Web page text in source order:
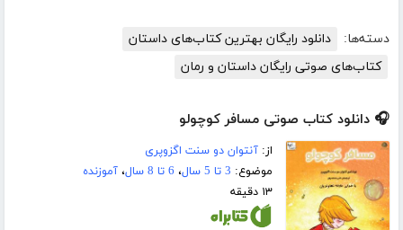
دسته‌ها:
دانلود رایگان بهترین کتاب‌های داستان
کتاب‌های صوتی رایگان داستان و رمان
🎧 دانلود کتاب صوتی مسافر کوچولو
از:آنتوان دو سنت اگزوپری
موضوع: 3 تا 5 سال ، 6 تا 8 سال ،آموزنده
۱۳ دقیقه